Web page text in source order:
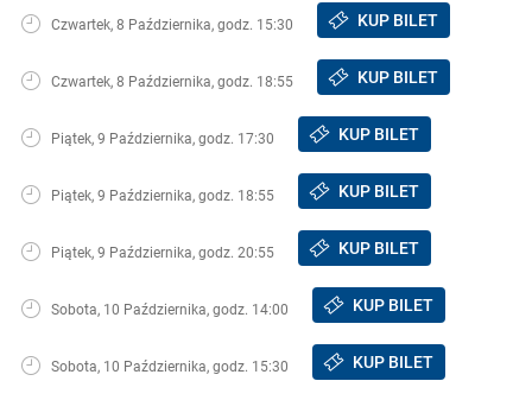
Czwartek, 8 Października, godz. 15:30 KUP BILET
Czwartek, 8 Października, godz. 18:55 KUP BILET
Piątek, 9 Października, godz. 17:30 KUP BILET
Piątek, 9 Października, godz. 18:55 KUP BILET
Piątek, 9 Października, godz. 20:55 KUP BILET
Sobota, 10 Października, godz. 14:00 KUP BILET
Sobota, 10 Października, godz. 15:30 KUP BILET